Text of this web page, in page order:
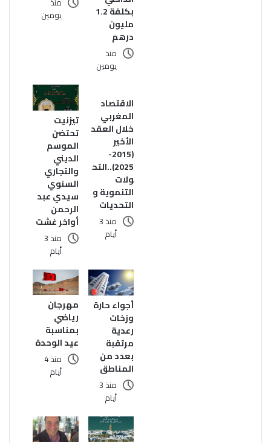
بكلفة 1.2
مليون
درهم
منذ
يومين
يومين
الاقتصاد
المغربي
خلال العقد
الأخير
(2015-
2025)..التح
ولات
التنموية و
التحديات
منذ 3
أيام
تيزنيت
تحتضن
الموسم
الديني
والتجاري
السنوي
سيدي عبد
الرحمن
أواخر غشت
منذ 3
أيام
أجواء حارة
وزخات
رعدية
مرتقبة
بعدد من
المناطق
منذ 3
أيام
مهرجان
رياضي
بمناسبة
عيد الوحدة
منذ 4
أيام